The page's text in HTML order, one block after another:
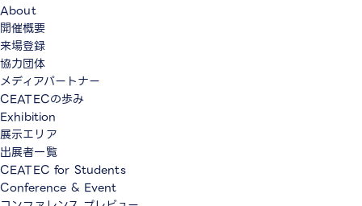
About
開催概要
来場登録
協力団体
メディアパートナー
CEATECの歩み
Exhibition
展示エリア
出展者一覧
CEATEC for Students
Conference & Event